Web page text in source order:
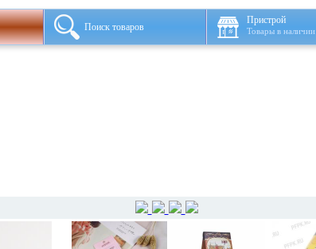
Поиск товаров
Пристрой
Товары в наличии